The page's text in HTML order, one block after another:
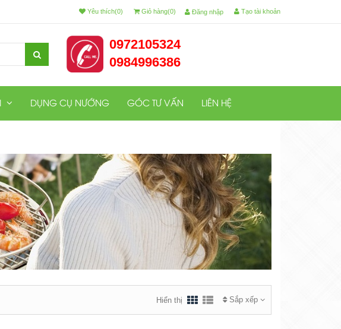
Đăng nhập Tạo tài khoản
Yêu thích(0) Giỏ hàng(0)
0972105324
0984996386
DỤNG CỤ NƯỚNG GÓC TƯ VẤN LIÊN HỆ
Sắp xếp
Hiển thị